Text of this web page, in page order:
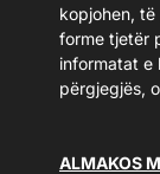
kopjohen,
forme tjetër
informatat e
përgjegjës,
ALMAKOS